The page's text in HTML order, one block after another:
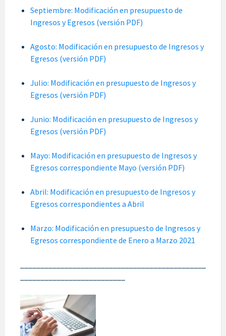
Septiembre: Modificación en presupuesto de
Ingresos y Egresos (versión PDF)
Agosto: Modificación en presupuesto de Ingresos y
Egresos (versión PDF)
Julio: Modificación en presupuesto de Ingresos y
Egresos (versión PDF)
Junio: Modificación en presupuesto de Ingresos y
Egresos (versión PDF)
Mayo: Modificación en presupuesto de Ingresos y
Egresos correspondiente Mayo (versión PDF)
Abril: Modificación en presupuesto de Ingresos y
Egresos correspondientes a Abril
Marzo: Modificación en presupuesto de Ingresos y
Egresos correspondiente de Enero a Marzo 2021